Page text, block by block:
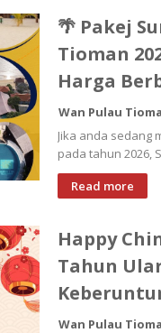
🌴 Pakej
Tioman
Harga
Wan Pulau
Jika anda sedang
pada tahun 2026,
Read more
Happy
Tahun
Wan Pulau